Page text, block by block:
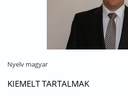
Nyelv magyar
KIEMELT TARTALMAK